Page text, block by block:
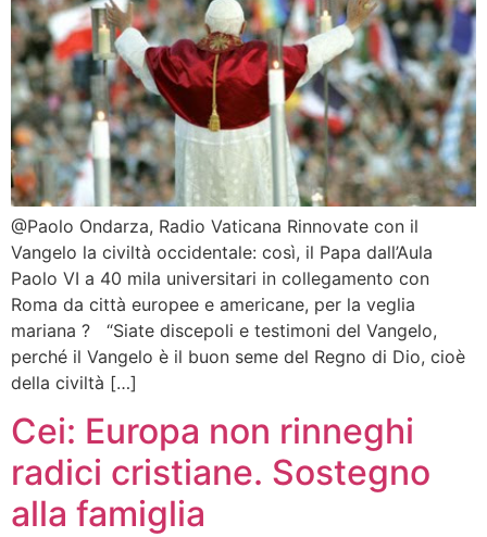
@Paolo Ondarza, Radio Vaticana Rinnovate con il
Vangelo la civiltà occidentale: così, il Papa dall’Aula
Paolo VI a 40 mila universitari in collegamento con
Roma da città europee e americane, per la veglia
mariana ? “Siate discepoli e testimoni del Vangelo,
perché il Vangelo è il buon seme del Regno di Dio, cioè
della civiltà […]
Cei: Europa non rinneghi
radici cristiane. Sostegno
alla famiglia